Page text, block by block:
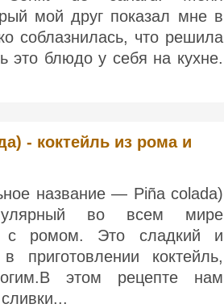
мой друг показал мне в
соблазнилась, что решила
это блюдо у себя на кухне.
- коктейль из рома и
название — Piña colada)
во всем мире
с ромом. Это сладкий и
приготовлении коктейль,
этом рецепте нам